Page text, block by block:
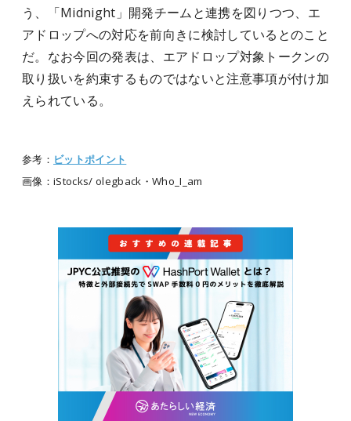
う、「Midnight」開発チームと連携を図りつつ、エ
アドロップへの対応を前向きに検討しているとのこと
だ。なお今回の発表は、エアドロップ対象トークンの
取り扱いを約束するものではないと注意事項が付け加
えられている。
参考： ビットポイント
画像：iStocks/ olegback・Who_I_am